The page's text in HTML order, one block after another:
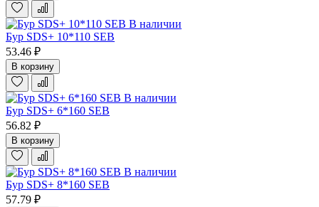
В наличии
Бур SDS+ 10*110 SEB
53.46 ₽
В корзину
В наличии
Бур SDS+ 6*160 SEB
56.82 ₽
В корзину
В наличии
Бур SDS+ 8*160 SEB
57.79 ₽